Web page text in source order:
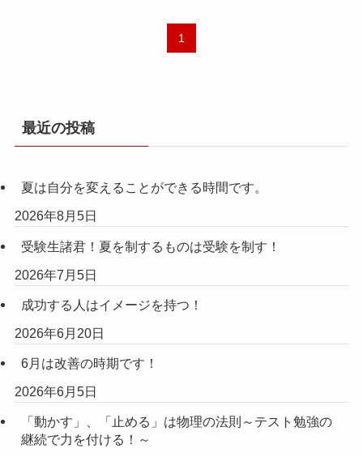
1
最近の投稿
夏は自分を変えることができる時間です。
2026年8月5日
受験生諸君！夏を制するものは受験を制す！
2026年7月5日
成功する人はイメージを持つ！
2026年6月20日
6月は改善の時期です！
2026年6月5日
「動かす」、「止める」は物理の法則～テスト勉強の
継続で力を付ける！～